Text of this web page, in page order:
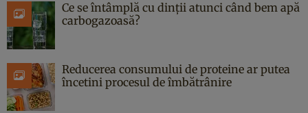
Ce se întâmplă cu dinții atunci când bem apă
carbogazoasă?
Reducerea consumului de proteine ar putea
încetini procesul de îmbătrânire